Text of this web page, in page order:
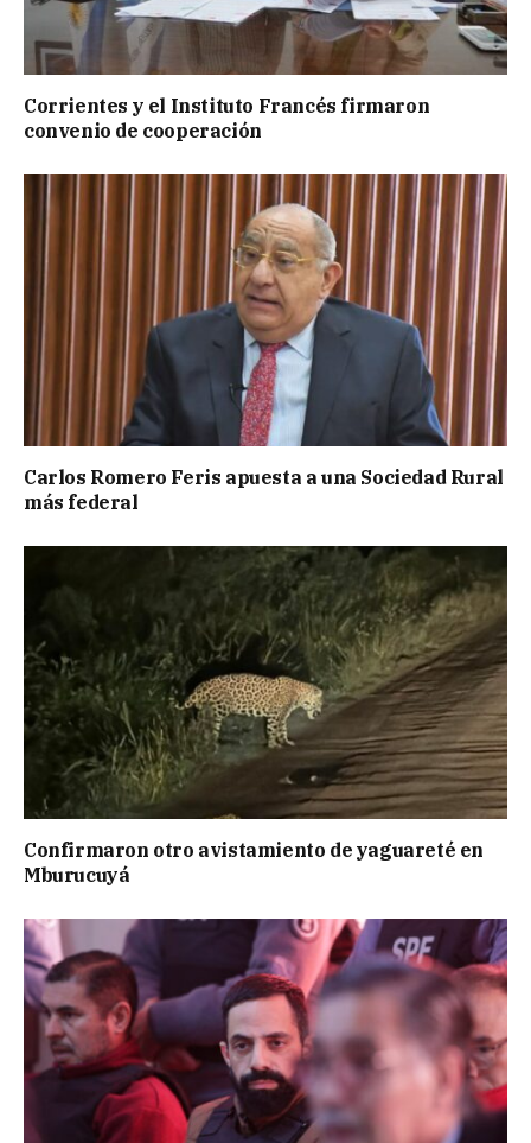
Corrientes y el Instituto Francés firmaron
convenio de cooperación
Carlos Romero Feris apuesta a una Sociedad Rural
más federal
Confirmaron otro avistamiento de yaguareté en
Mburucuyá